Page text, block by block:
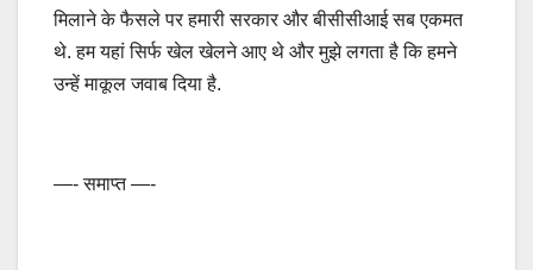
मिलाने के फैसले पर हमारी सरकार और बीसीसीआई सब एकमत
थे. हम यहां सिर्फ खेल खेलने आए थे और मुझे लगता है कि हमने
उन्हें माकूल जवाब दिया है.
—- समाप्त —-